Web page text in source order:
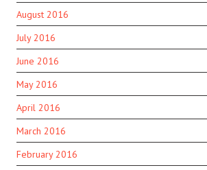
August 2016
July 2016
June 2016
May 2016
April 2016
March 2016
February 2016